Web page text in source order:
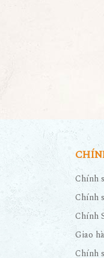
Chính
Chính
Chính
Giao
Chính